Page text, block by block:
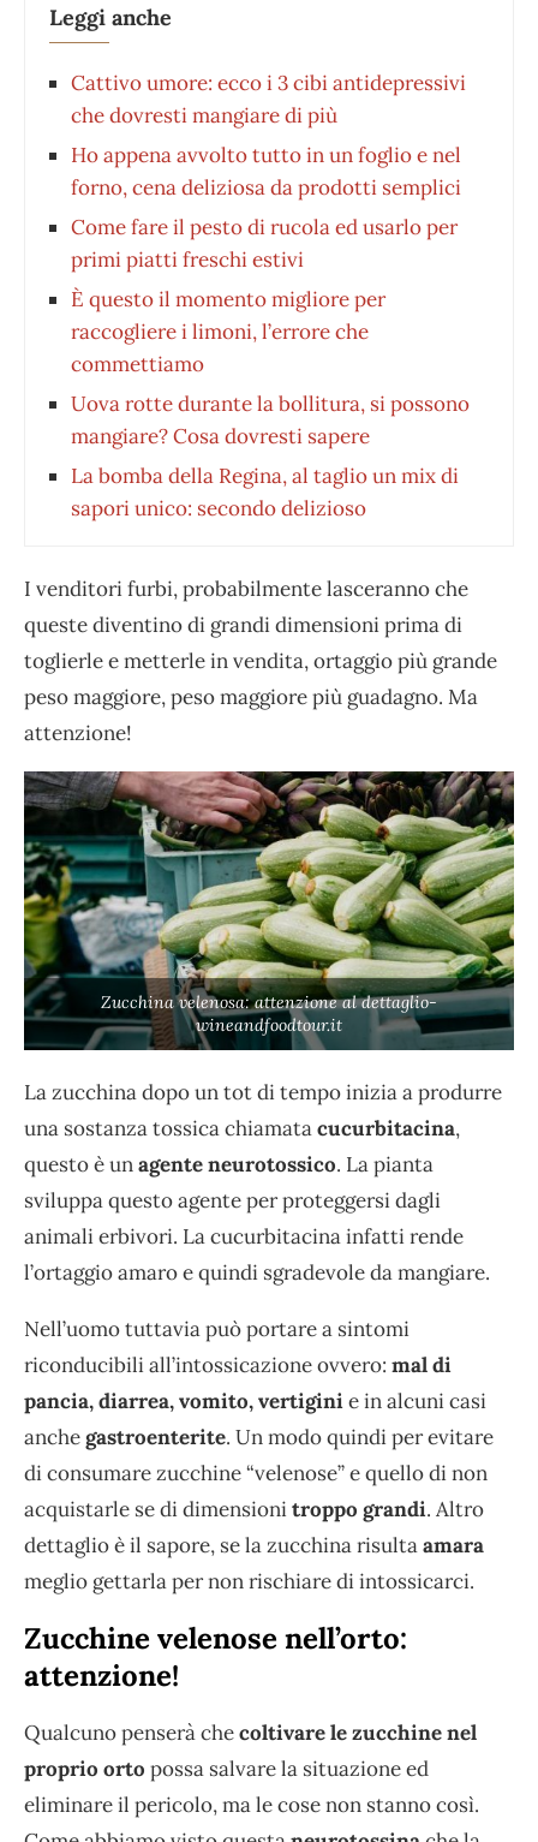
Leggi anche
Cattivo umore: ecco i 3 cibi antidepressivi
che dovresti mangiare di più
Ho appena avvolto tutto in un foglio e nel
forno, cena deliziosa da prodotti semplici
Come fare il pesto di rucola ed usarlo per
primi piatti freschi estivi
È questo il momento migliore per
raccogliere i limoni, l’errore che
commettiamo
Uova rotte durante la bollitura, si possono
mangiare? Cosa dovresti sapere
La bomba della Regina, al taglio un mix di
sapori unico: secondo delizioso
I venditori furbi, probabilmente lasceranno che
queste diventino di grandi dimensioni prima di
toglierle e metterle in vendita, ortaggio più grande
peso maggiore, peso maggiore più guadagno. Ma
attenzione!
Zucchina velenosa: attenzione al dettaglio-
wineandfoodtour.it
La zucchina dopo un tot di tempo inizia a produrre
una sostanza tossica chiamatacucurbitacina,
questo è unagente neurotossico. La pianta
sviluppa questo agente per proteggersi dagli
animali erbivori. La cucurbitacina infatti rende
l’ortaggio amaro e quindi sgradevole da mangiare.
Nell’uomo tuttavia può portare a sintomi
riconducibili all’intossicazione ovvero: mal di
pancia, diarrea, vomito, vertiginie in alcuni casi
anchegastroenterite. Un modo quindi per evitare
di consumare zucchine “velenose” e quello di non
acquistarle se di dimensionitroppo grandi. Altro
dettaglio è il sapore, se la zucchina risultaamara
meglio gettarla per non rischiare di intossicarci.
Zucchine velenose nell’orto:
attenzione!
Qualcuno penserà checoltivare le zucchine nel
proprio orto possa salvare la situazione ed
eliminare il pericolo, ma le cose non stanno così.